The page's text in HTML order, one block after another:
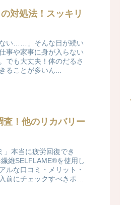
対処法！スッキリ
い……」そんな日が続い
事や家事に身が入らない
でも大丈夫！体のだるさ
ることが多いん...
！他のリカバリー
」本当に疲労回復でき
維SELFLAME®を使用し
ルな口コミ・メリット・
前にチェックすべきポイ